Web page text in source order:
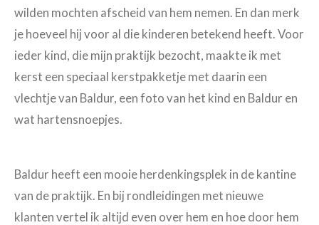
wilden mochten afscheid van hem nemen. En dan merk
je hoeveel hij voor al die kinderen betekend heeft. Voor
ieder kind, die mijn praktijk bezocht, maakte ik met
kerst een speciaal kerstpakketje met daarin een
vlechtje van Baldur, een foto van het kind en Baldur en
wat hartensnoepjes.
Baldur heeft een mooie herdenkingsplek in de kantine
van de praktijk. En bij rondleidingen met nieuwe
klanten vertel ik altijd even over hem en hoe door hem